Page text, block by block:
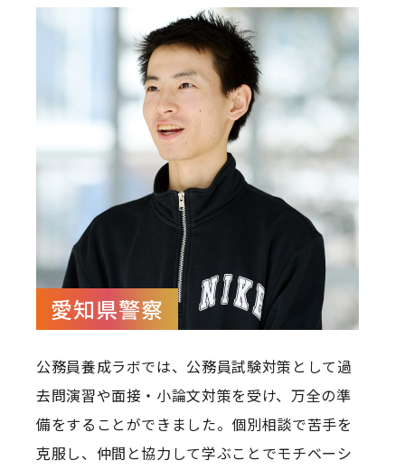
愛知県警察
公務員養成ラボでは、公務員試験対策として過
去問演習や面接・小論文対策を受け、万全の準
備をすることができました。個別相談で苦手を
克服し、仲間と協力して学ぶことでモチベーシ